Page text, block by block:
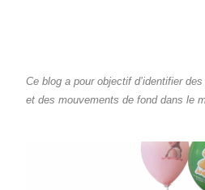
Ce blog a pour objectif d’identifier
et des mouvements de fond dans le